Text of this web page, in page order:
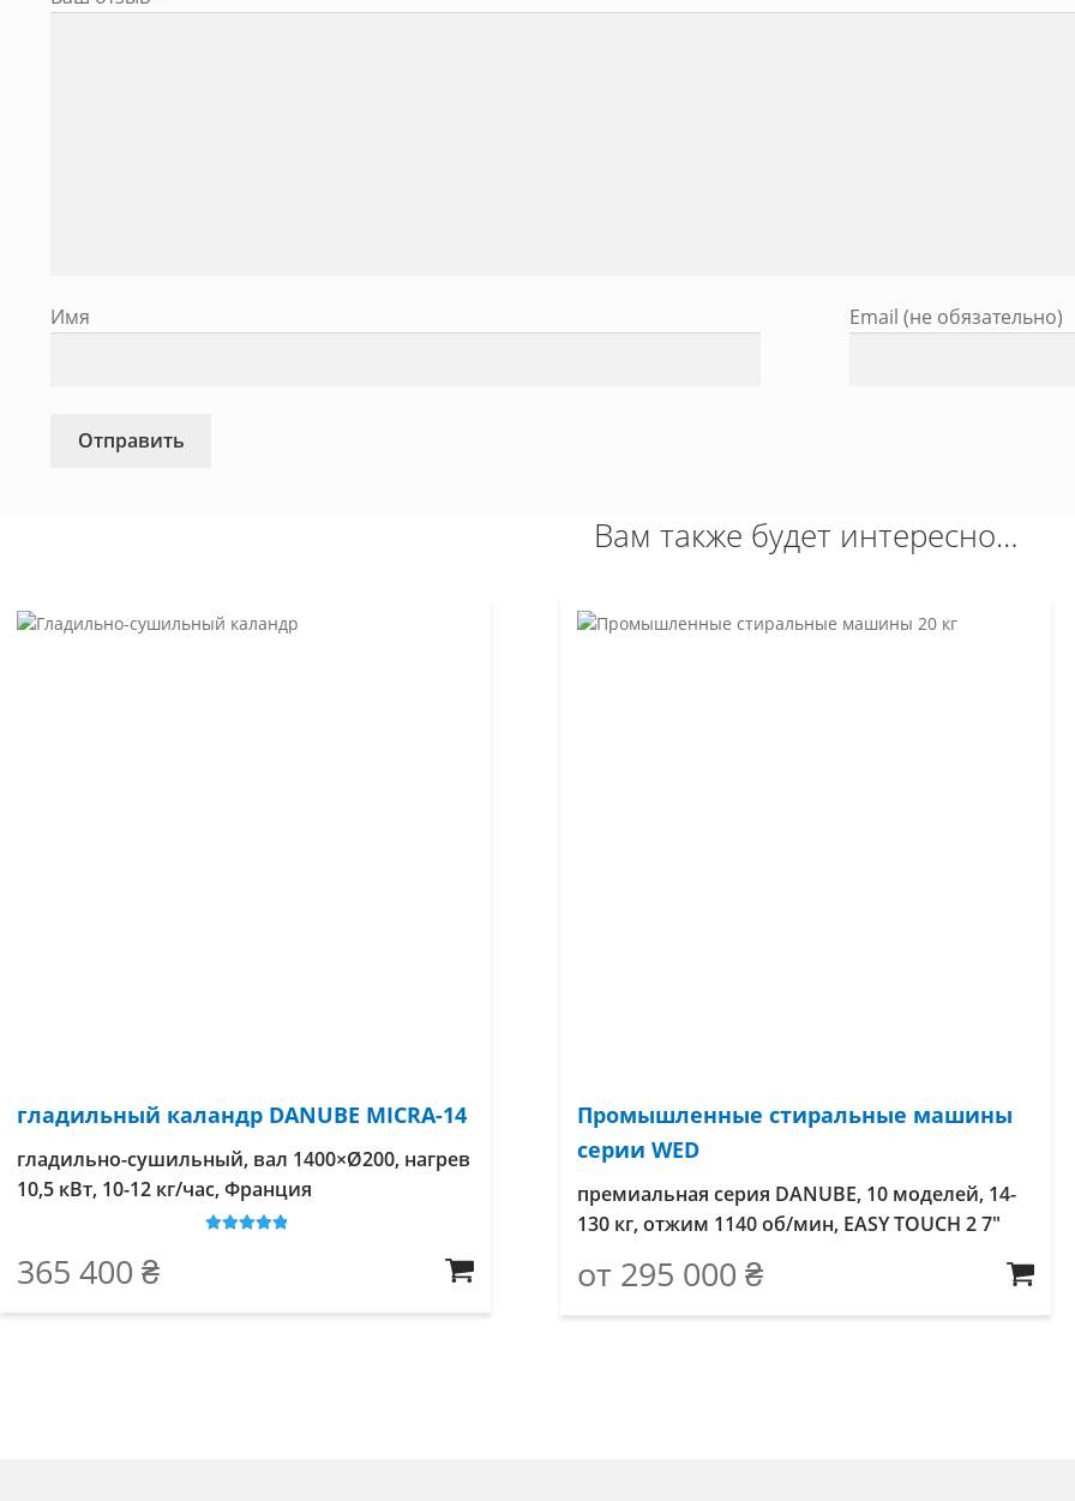
Имя Email (не обязательно)
Вам также будет интересно…
гладильный каландр DANUBE MICRA-14
гладильно-сушильный, вал 1400×Ø200, нагрев
10,5 кВт, 10-12 кг/час, Франция
365 400 ₴
Промышленные стиральные машины
серии WED
премиальная серия DANUBE, 10 моделей, 14-
130 кг, отжим 1140 об/мин, EASY TOUCH 2 7″
от 295 000₴